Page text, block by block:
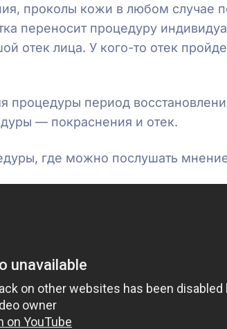
проколы кожи в любом случае
переносит процедуру
отек лица. У кого-то отек
процедуры период
— покраснения и отек.
где можно послушать